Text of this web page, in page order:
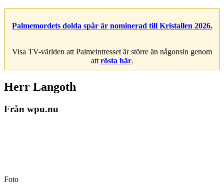
Palmemordets dolda spår är nominerad till Kristallen 2026.
Visa TV-världen att Palmeintresset är större än någonsin genom
att rösta här.
Herr Langoth
Från wpu.nu
Foto